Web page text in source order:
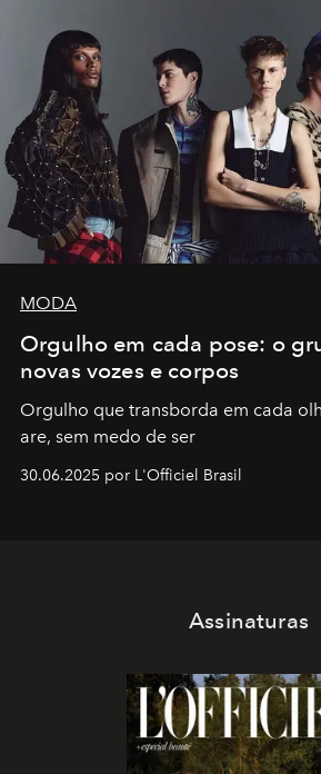
MODA
Orgulho em cada pose: o
novas vozes e corpos
Orgulho que transborda em cada
are, sem medo de ser
30.06.2025 por L'Officiel Brasil
Assinaturas